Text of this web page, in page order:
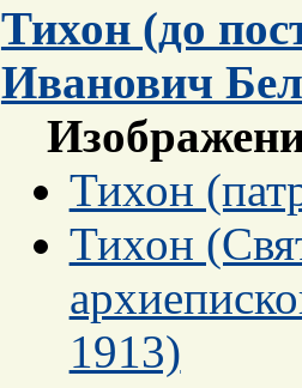
Тихон (до
Иванович
Тихон
Тихон
1913)